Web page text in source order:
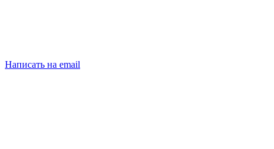
Написать на email